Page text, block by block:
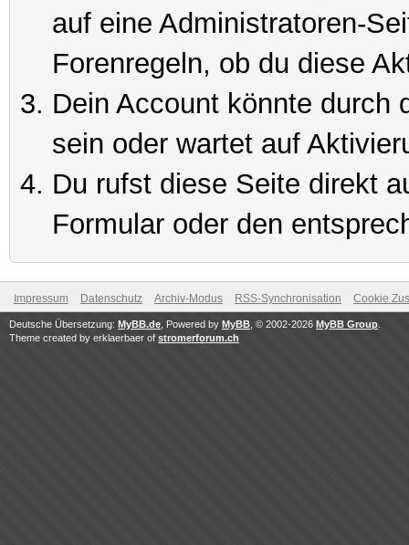
auf eine Administratoren-
Forenregeln, ob du diese
Dein Account könnte durch
sein oder wartet auf
Du rufst diese Seite direkt
Formular oder den
Impressum Datenschutz Archiv-Modus RSS-Synchronisation Cookie
Deutsche Übersetzung: MyBB.de , Powered by MyBB , © 2002-2026 MyBB Group
Theme created by erklaerbaer of stromerforum.ch